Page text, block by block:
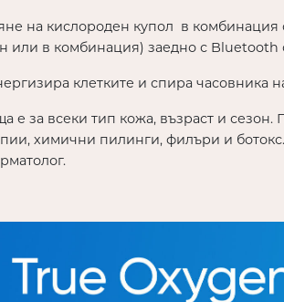
на кислороден купол в
или в комбинация) заедно с
клетките и спира часовника
е за всеки тип кожа, възраст и
химични пилинги, филъри и